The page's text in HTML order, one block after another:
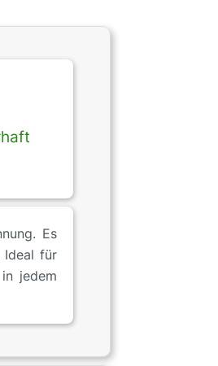
Es
Ideal für
jedem